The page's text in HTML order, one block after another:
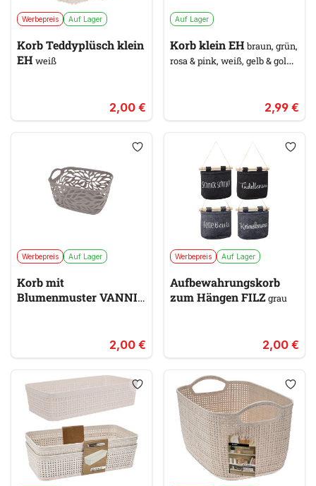
Werbepreis Auf Lager
Korb Teddyplüsch klein
EH weiß
2,00 €
Auf Lager
Korb klein EH braun, grün,
rosa & pink, weiß, gelb & gold,
2,99 €
Werbepreis Auf Lager
Korb mit
Blumenmuster VANNI
2,00 €
Werbepreis Auf Lager
Aufbewahrungskorb
zum Hängen FILZgrau
2,00 €